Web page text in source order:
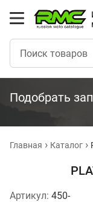
Подобрать
Главная Каталог
Артикул: 450-